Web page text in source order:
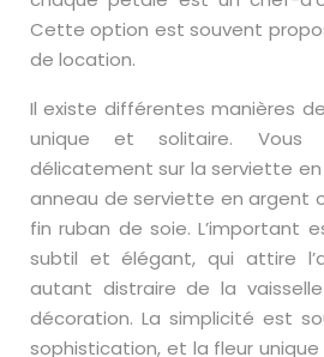
Cette option est souvent
de location.
Il existe différentes manières
unique et solitaire. Vous
délicatement sur la serviette en
anneau de serviette en argent
fin ruban de soie. L’important
subtil et élégant, qui attire
autant distraire de la
décoration. La simplicité est
sophistication, et la fleur